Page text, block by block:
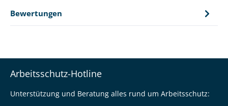
Bewertungen
Arbeitsschutz-Hotline
Unterstützung und Beratung alles rund um Arbeitsschutz: